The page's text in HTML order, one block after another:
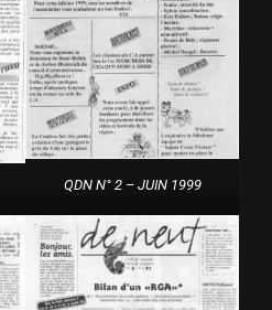
QDN N° 2 – JUIN 1999